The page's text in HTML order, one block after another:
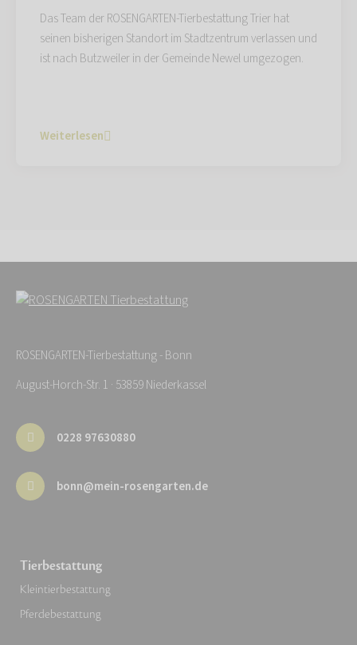
Das Team der ROSENGARTEN-Tierbestattung Trier hat
seinen bisherigen Standort im Stadtzentrum verlassen und
ist nach Butzweiler in der Gemeinde Newel umgezogen.
Weiterlesen
ROSENGARTEN-Tierbestattung - Bonn
August-Horch-Str. 1 · 53859 Niederkassel
0228 97630880
bonn@mein-rosengarten.de
Tierbestattung
Kleintierbestattung
Pferdebestattung